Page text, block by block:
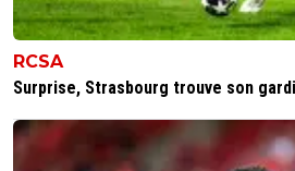
l'affaire est très
propos .. Après je
rentraient dans son
nos-rayanair 28 février 2020 à
RCSA
Surprise, Strasbourg trouve son